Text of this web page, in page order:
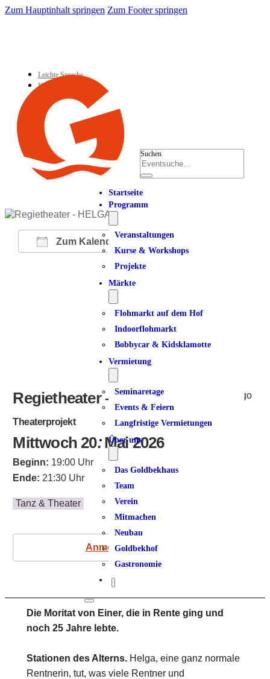
Zum Hauptinhalt springen Zum Footer springen
Leichte Sprache
Kontakt
Suchen
Startseite
Programm
Veranstaltungen
Kurse & Workshops
Projekte
Märkte
Flohmarkt auf dem Hof
Indoorflohmarkt
Bobbycar & Kidsklamotte
Vermietung
Seminaretage
Events & Feiern
Langfristige Vermietungen
Über uns
Das Goldbekhaus
Team
Verein
Mitmachen
Neubau
Goldbekhof
Gastronomie
Zum Kalender hinzufügen
ICS herunterladen
Google Kalender
iCalendarOffice 365
Regietheater – HELGA
Theaterprojekt
Mittwoch 20. Mai 2026
Beginn: 19:00 Uhr
Ende: 21:30 Uhr
Tanz & Theater
Anmeldung
Die Moritat von Einer, die in Rente ging und
noch 25 Jahre lebte.
Stationen des Alterns.Helga, eine ganz normale
Rentnerin, tut, was viele Rentner und